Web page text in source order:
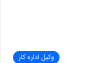
وکیل اداره کار